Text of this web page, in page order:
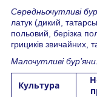
Середньочутливі
латук (дикий,
польовий, берізка
грициків звичайних,
Малочутливі
Культура